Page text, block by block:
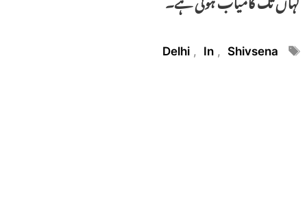
Tags
Delhi , In , Shivsena